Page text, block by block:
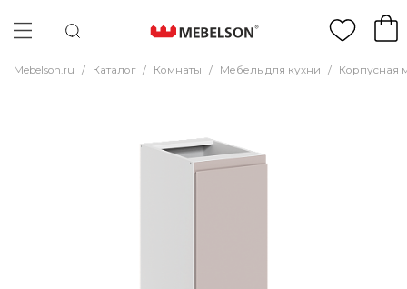
Mebelson.ru / Каталог / Комнаты / Мебель для кухни / Корпусная